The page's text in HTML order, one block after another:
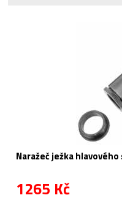
Naražeč ježka
1265 Kč